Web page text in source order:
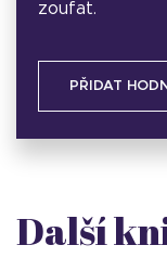
zoufat.
PŘIDAT
Další